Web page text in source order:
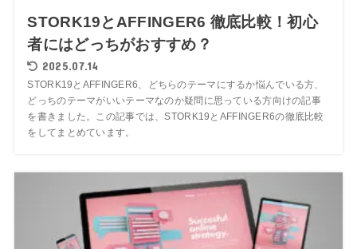
STORK19とAFFINGER6 徹底比較！初心
者にはどっちがおすすめ？
2025.07.14
STORK19とAFFINGER6、どちらのテーマにするか悩んでいる方、
どっちのテーマがいいテーマなのか疑問に思っている方向けの記事
を書きました。この記事では、STORK19とAFFINGER6の徹底比較
をしてまとめています。